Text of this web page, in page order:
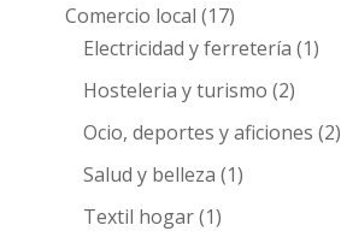
Comercio local (17)
Electricidad y ferretería (1)
Hosteleria y turismo (2)
Ocio, deportes y aficiones (2)
Salud y belleza (1)
Textil hogar(1)